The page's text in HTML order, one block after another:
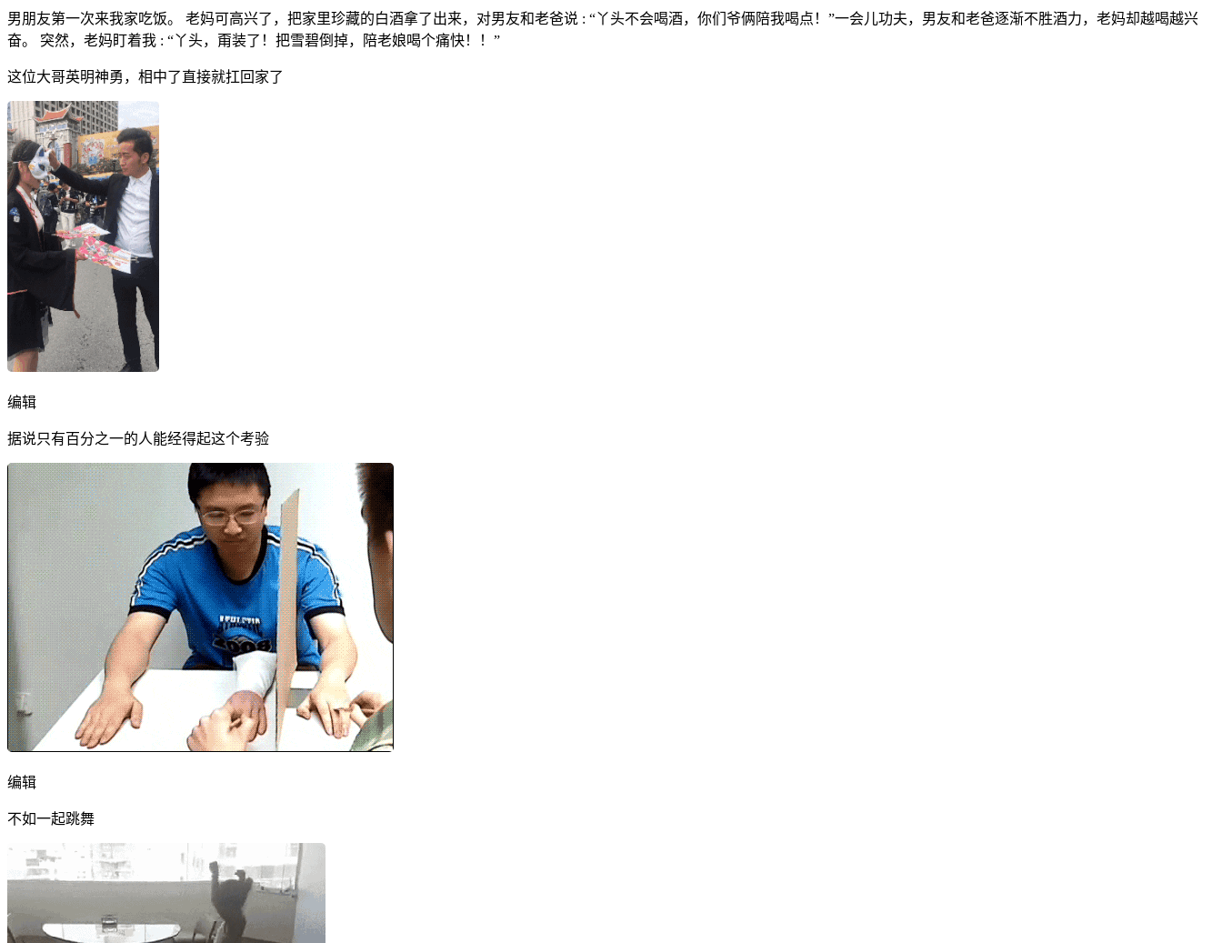
男朋友第一次来我家吃饭。 老妈可高兴了，把家里珍藏的白酒拿了出来，对男友和老爸说 : “丫头不会喝酒，你们爷俩陪我喝点！”一会儿功夫，男友和老爸逐渐不胜酒力，老妈却越喝越兴
奋。 突然，老妈盯着我 : “丫头，甭装了！把雪碧倒掉，陪老娘喝个痛快！！”
这位大哥英明神勇，相中了直接就扛回家了
编辑
据说只有百分之一的人能经得起这个考验
编辑
不如一起跳舞